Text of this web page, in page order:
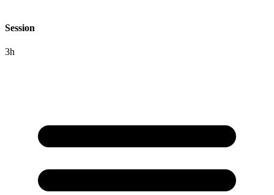
Session
3h